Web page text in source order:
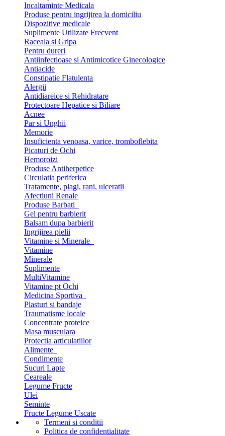
Incaltaminte Medicala
Produse pentru ingrijirea la domiciliu
Dispozitive medicale
Suplimente Utilizate Frecvent
Raceala si Gripa
Pentru dureri
Antiinfectioase si Antimicotice Ginecologice
Antiacide
Constipatie Flatulenta
Alergii
Antidiareice si Rehidratare
Protectoare Hepatice si Biliare
Acnee
Par si Unghii
Memorie
Insuficienta venoasa, varice, tromboflebita
Picaturi de Ochi
Hemoroizi
Produse Antiherpetice
Circulatia periferica
Tratamente, plagi, rani, ulceratii
Afectiuni Renale
Produse Barbati
Gel pentru barbierit
Balsam dupa barbierit
Ingrijirea pielii
Vitamine si Minerale
Vitamine
Minerale
Suplimente
MultiVitamine
Vitamine pt Ochi
Medicina Sportiva
Plasturi si bandaje
Traumatisme locale
Concentrate proteice
Masa musculara
Protectia articulatiilor
Alimente
Condimente
Sucuri Lapte
Ceareale
Legume Fructe
Ulei
Seminte
Fructe Legume Uscate
Termeni si conditii
Politica de confidentialitate